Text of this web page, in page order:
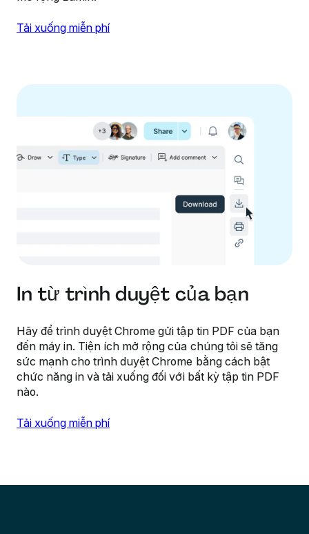
Tải xuống miễn phí
In từ trình duyệt của bạn
Hãy để trình duyệt Chrome gửi tập tin PDF của bạn
đến máy in. Tiện ích mở rộng của chúng tôi sẽ tăng
sức mạnh cho trình duyệt Chrome bằng cách bật
chức năng in và tải xuống đối với bất kỳ tập tin PDF
nào.
Tải xuống miễn phí